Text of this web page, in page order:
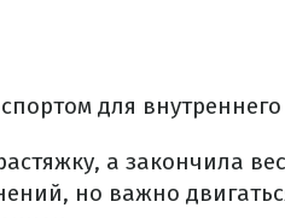
для
а закончила
но важно